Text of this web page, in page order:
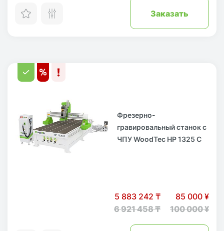
Заказать
Фрезерно-
гравировальный станок с
ЧПУ WoodTec HP 1325 С
5 883 242 ₸
6 921 458 ₸
85 000 ¥
100 000 ¥